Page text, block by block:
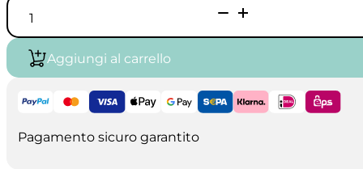
Blocco
per
schizzi
e
pittura
n.
A4,
quantità
Aggiungi al carrello
Pagamento sicuro garantito